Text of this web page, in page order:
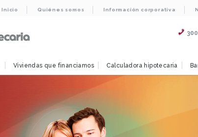
Inicio Quiénes somos Información corporativa
Viviendas que financiamos Calculadora hipotecaria